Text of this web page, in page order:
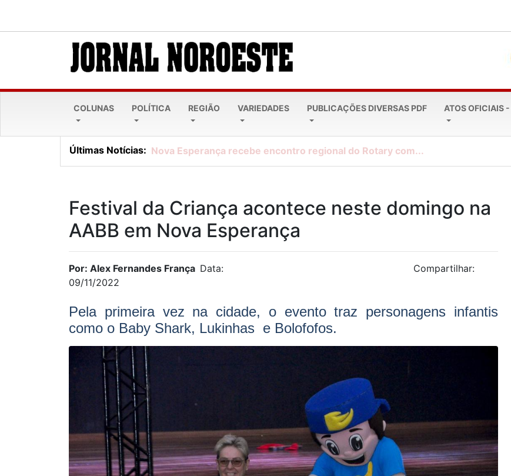
COLUNAS POLÍTICA REGIÃO VARIEDADES PUBLICAÇÕES DIVERSAS PDF ATOS OFICIAIS
Últimas Notícias: Nova Esperança recebe encontro regional do Rotary com...
Festival da Criança acontece neste domingo na
AABB em Nova Esperança
Por: Alex Fernandes França Data:
09/11/2022
Compartilhar:
Pela primeira vez na cidade, o evento traz personagens infantis
como o Baby Shark, Lukinhas e Bolofofos.